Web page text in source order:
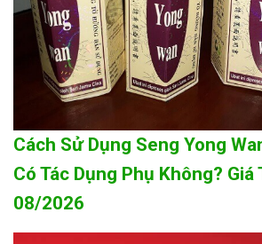
Cách Sử Dụng Seng Yong
Có Tác Dụng Phụ Không? Giá
08/2026